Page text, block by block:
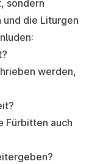
sondern
die Liturgen
werden,
Fürbitten auch